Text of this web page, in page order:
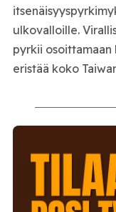
ulkovalloille.
pyrkii osoittamaan
eristää koko